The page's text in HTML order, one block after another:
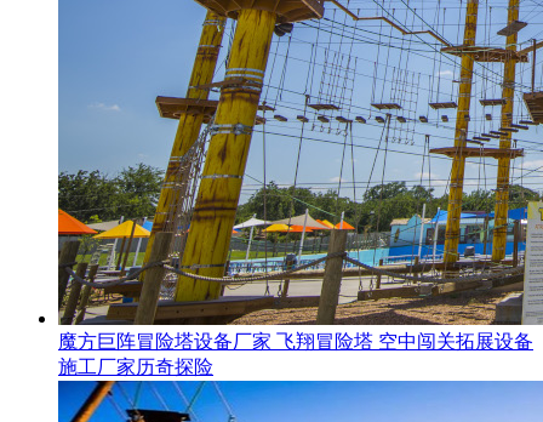
魔方巨阵冒险塔设备厂家 飞翔冒险塔 空中闯关拓展设备
施工厂家历奇探险